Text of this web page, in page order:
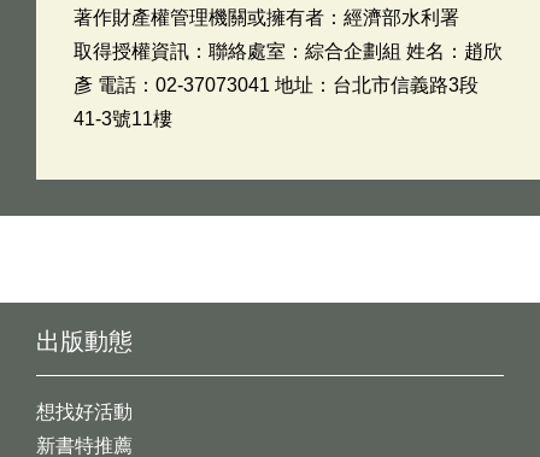
著作財產權管理機關或擁有者：經濟部水利署
取得授權資訊：聯絡處室：綜合企劃組 姓名：趙欣
彥 電話：02-37073041 地址：台北市信義路3段
41-3號11樓
出版動態
想找好活動
新書特推薦